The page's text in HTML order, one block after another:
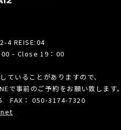
4 REISE:04
- Close 19：00
ていることがありますので、
で事前のご予約をお願い致します。
FAX： 050-3174-7320